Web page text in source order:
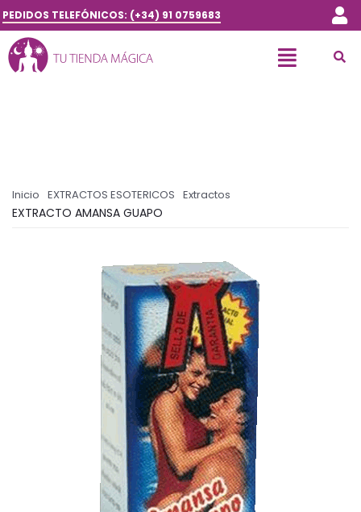
PEDIDOS TELEFÓNICOS: (+34) 91 0759683
Inicio EXTRACTOS ESOTERICOS Extractos
EXTRACTO AMANSA GUAPO